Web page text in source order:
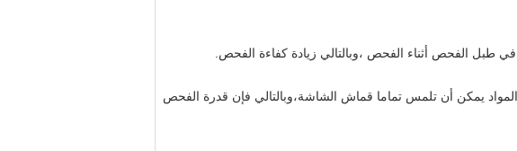
الفحص أثناء الفحص ،وبالتالي زيادة كفاءة الفحص.
يمكن أن تلمس تماما قماش الشاشة،وبالتالي فإن قدرة الفحص